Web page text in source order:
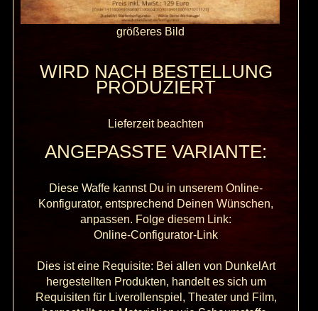
größeres Bild
WIRD NACH BESTELLUNG
PRODUZIERT
Lieferzeit beachten
ANGEPASSTE VARIANTE:
Diese Waffe kannst Du in unserem Online-
Konfigurator, entsprechend Deinen Wünschen,
anpassen. Folge diesem Link:
Online-Configurator-Link
Dies ist eine Requisite: Bei allen von DunkelArt
hergestellten Produkten, handelt es sich um
Requisiten für Liverollenspiel, Theater und Film,